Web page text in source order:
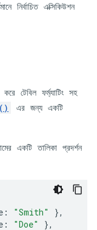
নির্বাচিত এক্সিকিউশন
টেবিল ফর্ম্যাটিং সহ
এর জন্য একটি
একটি তালিকা প্রদর্শন
: "Smith"
},
: "Doe" },